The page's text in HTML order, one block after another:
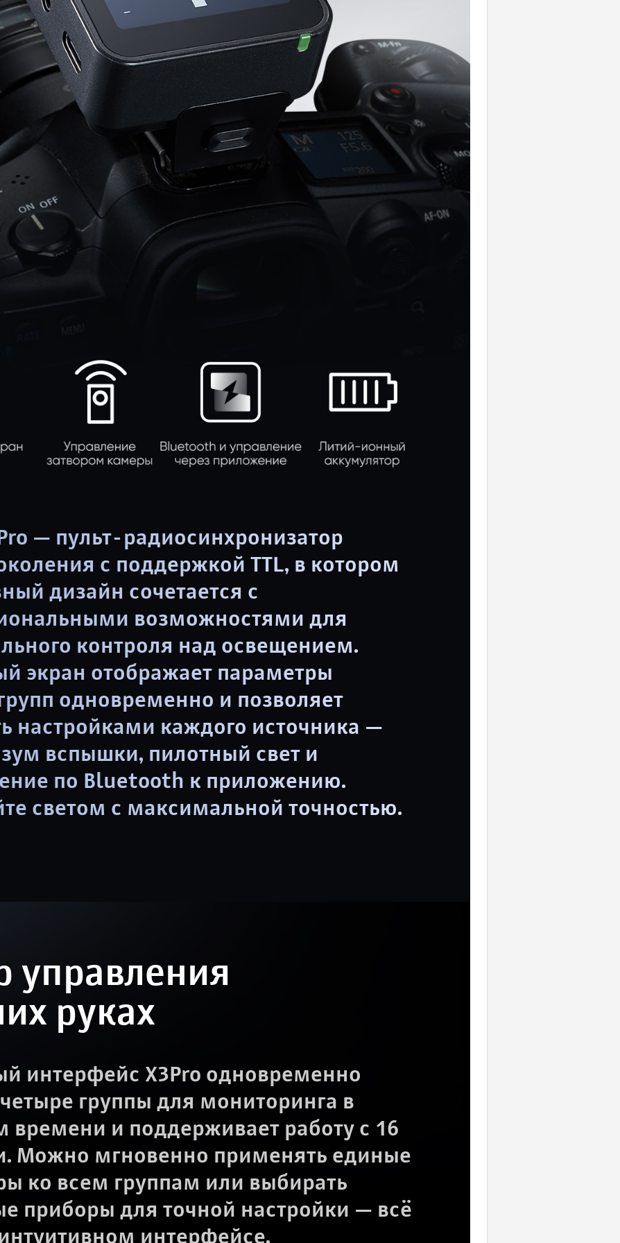
— пульт-радиосинхронизатор
с поддержкой TTL, в котором
дизайн сочетается с
возможностями для
контроля над освещением.
экран отображает параметры
одновременно и позволяет
настройками каждого источника —
вспышки, пилотный свет и
по Bluetooth к приложению.
светом с максимальной точностью.
управления
руках
интерфейс X3Pro одновременно
группы для мониторинга в
времени и поддерживает работу с 16
Можно мгновенно применять единые
ко всем группам или выбирать
приборы для точной настройки — всё
интерфейсе.